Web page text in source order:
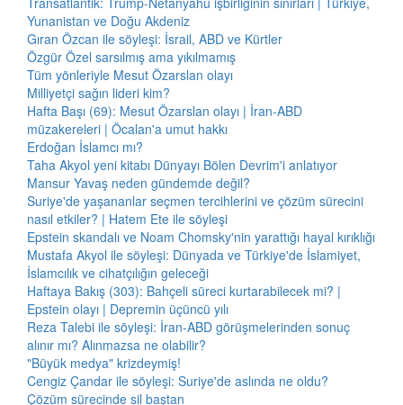
Yunanistan ve Doğu Akdeniz
Gıran Özcan ile söyleşi: İsrail, ABD ve Kürtler
Özgür Özel sarsılmış ama yıkılmamış
Tüm yönleriyle Mesut Özarslan olayı
Milliyetçi sağın lideri kim?
Hafta Başı (69): Mesut Özarslan olayı | İran-ABD
müzakereleri | Öcalan'a umut hakkı
Erdoğan İslamcı mı?
Taha Akyol yeni kitabı Dünyayı Bölen Devrim'i anlatıyor
Mansur Yavaş neden gündemde değil?
Suriye'de yaşananlar seçmen tercihlerini ve çözüm sürecini
nasıl etkiler? | Hatem Ete ile söyleşi
Epstein skandalı ve Noam Chomsky'nin yarattığı hayal kırıklığı
Mustafa Akyol ile söyleşi: Dünyada ve Türkiye'de İslamiyet,
İslamcılık ve cihatçılığın geleceği
Haftaya Bakış (303): Bahçeli süreci kurtarabilecek mi? |
Epstein olayı | Depremin üçüncü yılı
Reza Talebi ile söyleşi: İran-ABD görüşmelerinden sonuç
alınır mı? Alınmazsa ne olabilir?
"Büyük medya" krizdeymiş!
Cengiz Çandar ile söyleşi: Suriye'de aslında ne oldu?
Çözüm sürecinde sil baştan